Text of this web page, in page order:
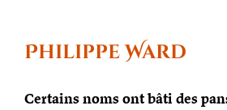
Philippe Ward
Certains noms ont bâti des